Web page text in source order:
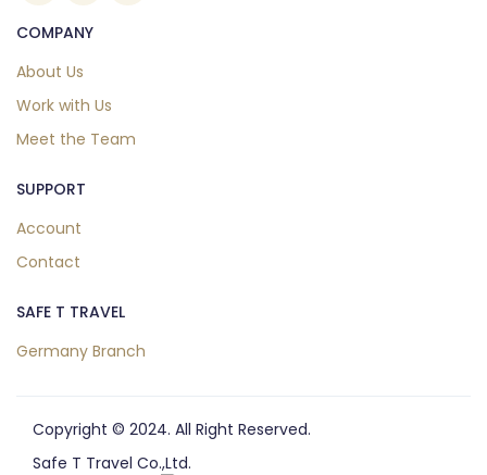
COMPANY
About Us
Work with Us
Meet the Team
SUPPORT
Account
Contact
SAFE T TRAVEL
Germany Branch
Copyright © 2024. All Right Reserved.
Safe T Travel Co.,Ltd.